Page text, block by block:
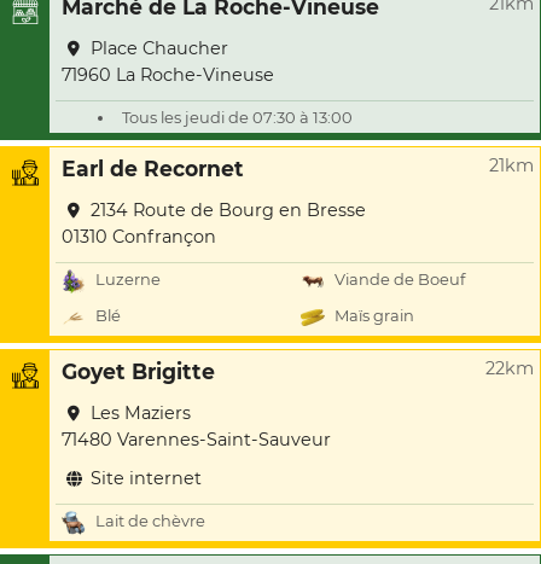
Marché de La Roche-Vineuse
Place Chaucher
71960 La Roche-Vineuse
Tous les jeudi de 07:30 à 13:00
Earl de Recornet 21km
2134 Route de Bourg en Bresse
01310 Confrançon
Luzerne
Viande de Boeuf
Blé
Maïs grain
Goyet Brigitte 22km
Les Maziers
71480 Varennes-Saint-Sauveur
Site internet
Lait de chèvre